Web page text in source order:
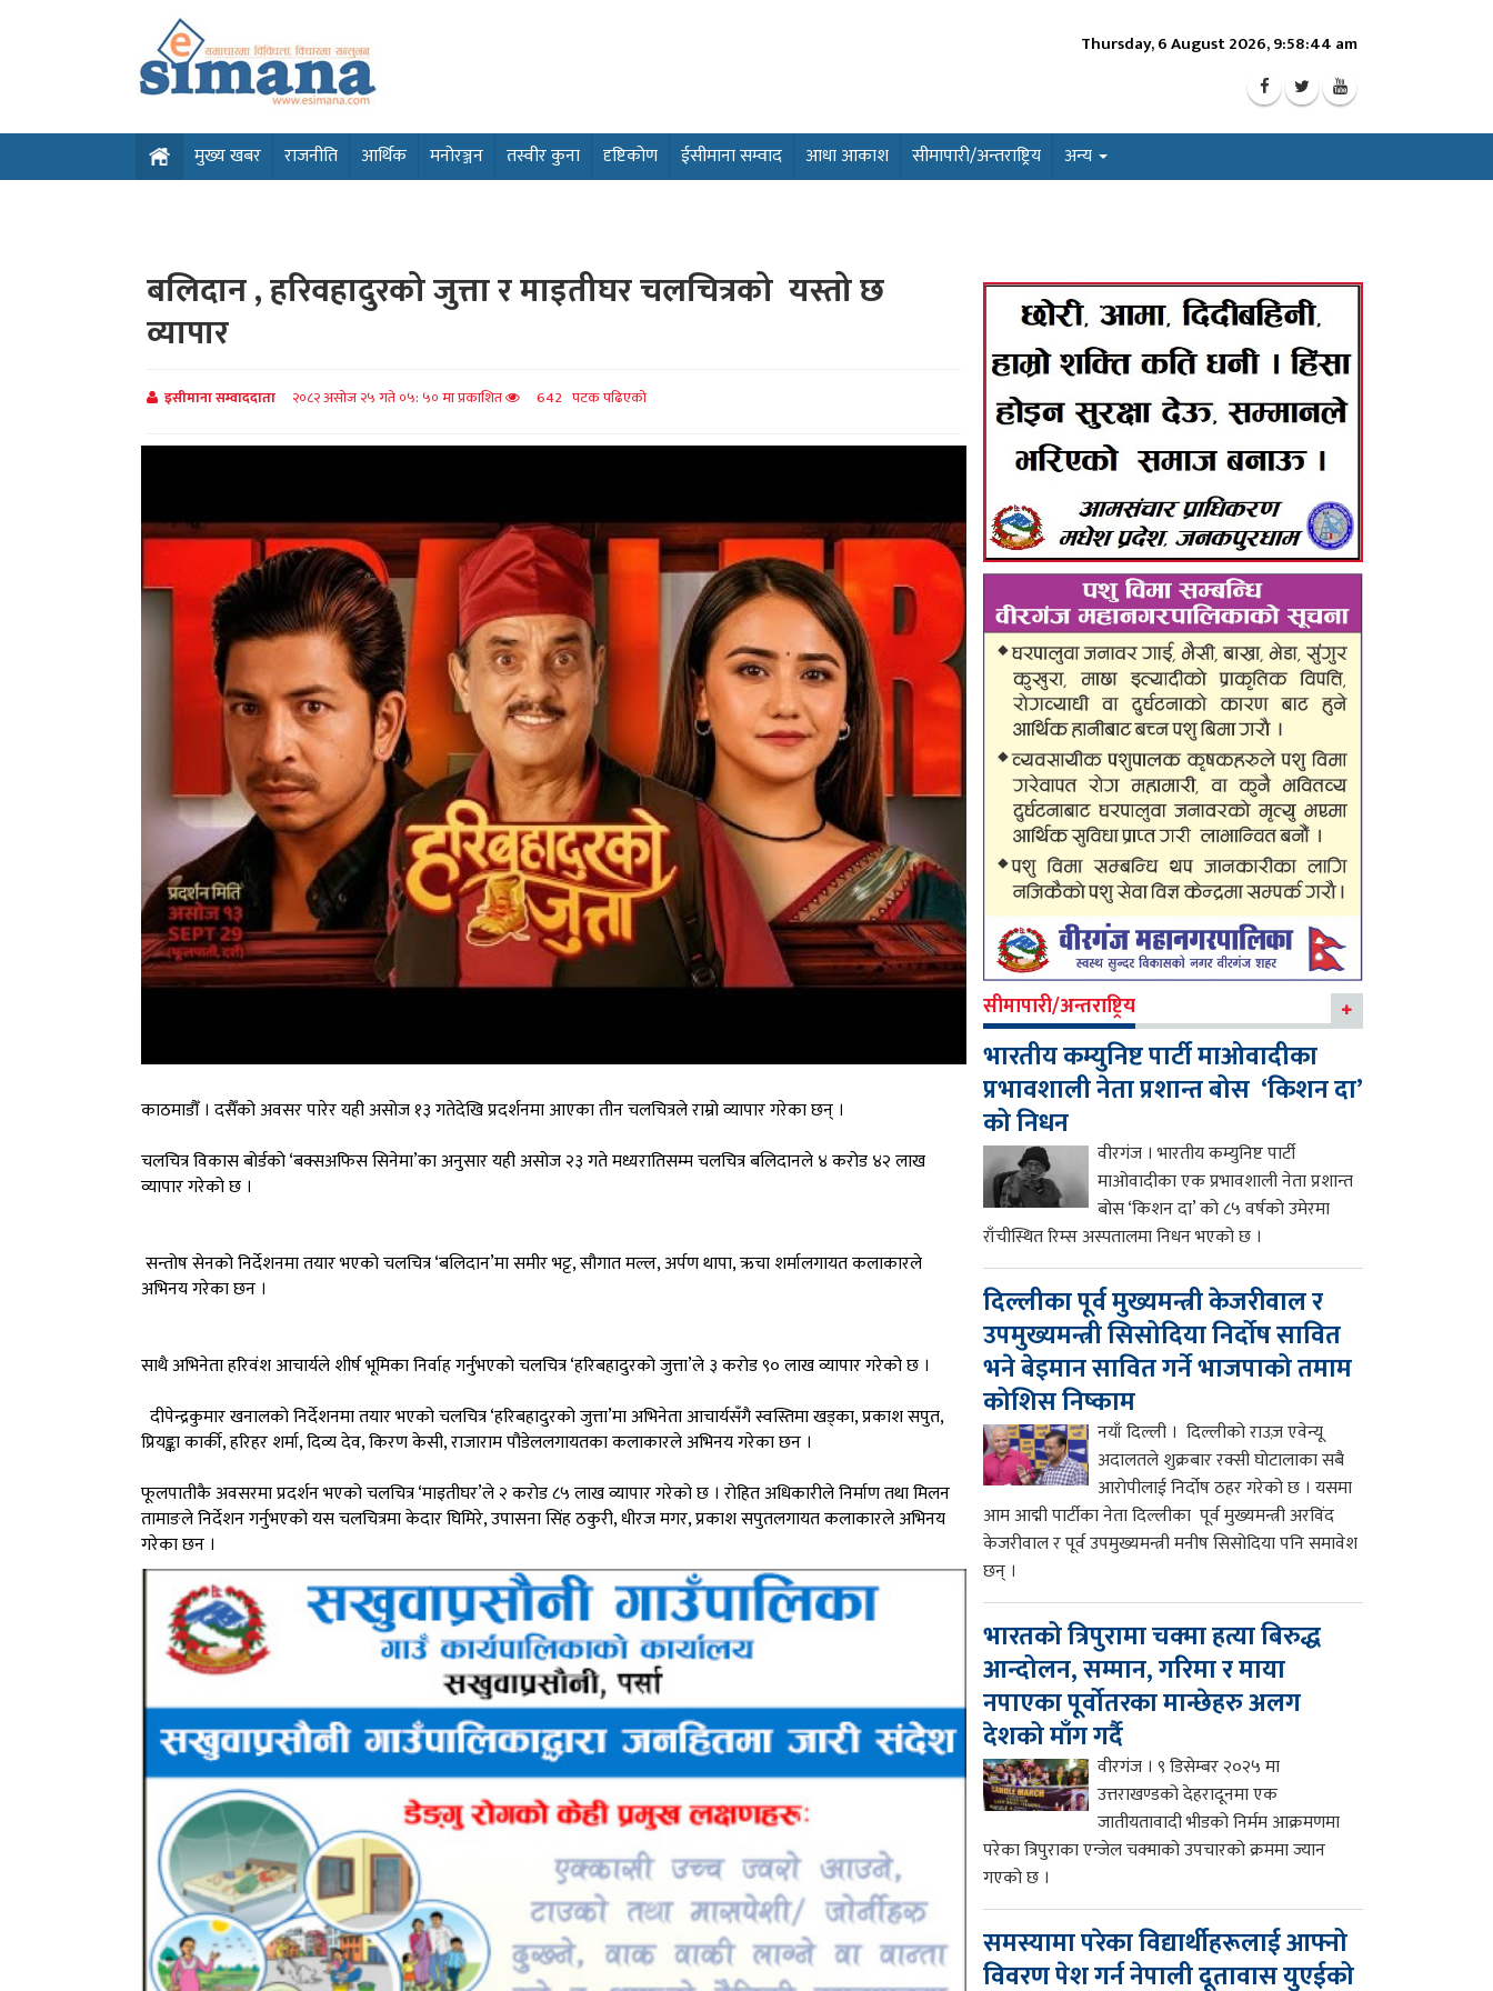
Thursday, 6 August 2026, 9:58:46 am
मुख्य खबर राजनीति आर्थिक मनोरञ्जन तस्वीर कुना दृष्टिकोण ईसीमाना सम्वाद आधा आकाश सीमापारी/अन्तराष्ट्रिय अन्य
बलिदान , हरिवहादुरको जुत्ता र माइतीघर चलचित्रको यस्तो छ
व्यापार
इसीमाना सम्वाददाता २०८२ असोज २५ गते ०५: ५० मा प्रकाशित 642 पटक पढिएको
काठमाडौँ । दसैँको अवसर पारेर यही असोज १३ गतेदेखि प्रदर्शनमा आएका तीन चलचित्रले राम्रो व्यापार गरेका छन् ।
चलचित्र विकास बोर्डको ‘बक्सअफिस सिनेमा’का अनुसार यही असोज २३ गते मध्यरातिसम्म चलचित्र बलिदानले ४ करोड ४२ लाख
व्यापार गरेको छ ।
सन्तोष सेनको निर्देशनमा तयार भएको चलचित्र ‘बलिदान’मा समीर भट्ट, सौगात मल्ल, अर्पण थापा, ऋचा शर्मालगायत कलाकारले
अभिनय गरेका छन ।
साथै अभिनेता हरिवंश आचार्यले शीर्ष भूमिका निर्वाह गर्नुभएको चलचित्र ‘हरिबहादुरको जुत्ता’ले ३ करोड ९० लाख व्यापार गरेको छ ।
दीपेन्द्रकुमार खनालको निर्देशनमा तयार भएको चलचित्र ‘हरिबहादुरको जुत्ता’मा अभिनेता आचार्यसँगै स्वस्तिमा खड्का, प्रकाश सपुत,
प्रियङ्का कार्की, हरिहर शर्मा, दिव्य देव, किरण केसी, राजाराम पौडेललगायतका कलाकारले अभिनय गरेका छन ।
फूलपातीकै अवसरमा प्रदर्शन भएको चलचित्र ‘माइतीघर’ले २ करोड ८५ लाख व्यापार गरेको छ । रोहित अधिकारीले निर्माण तथा मिलन
तामाङले निर्देशन गर्नुभएको यस चलचित्रमा केदार घिमिरे, उपासना सिंह ठकुरी, धीरज मगर, प्रकाश सपुतलगायत कलाकारले अभिनय
गरेका छन ।
सीमापारी/अन्तराष्ट्रिय
भारतीय कम्युनिष्ट पार्टी माओवादीका
प्रभावशाली नेता प्रशान्त बोस ‘किशन दा’
को निधन
वीरगंज । भारतीय कम्युनिष्ट पार्टी
माओवादीका एक प्रभावशाली नेता प्रशान्त
बोस ‘किशन दा’ को ८५ वर्षको उमेरमा
राँचीस्थित रिम्स अस्पतालमा निधन भएको छ ।
दिल्लीका पूर्व मुख्यमन्त्री केजरीवाल र
उपमुख्यमन्त्री सिसोदिया निर्दोष सावित
भने बेइमान सावित गर्ने भाजपाको तमाम
कोशिस निष्काम
नयाँ दिल्ली । दिल्लीको राउज़ एवेन्यू
अदालतले शुक्रबार रक्सी घोटालाका सबै
आरोपीलाई निर्दोष ठहर गरेको छ । यसमा
आम आद्मी पार्टीका नेता दिल्लीका पूर्व मुख्यमन्त्री अरविंद
केजरीवाल र पूर्व उपमुख्यमन्त्री मनीष सिसोदिया पनि समावेश
छन् ।
भारतको त्रिपुरामा चक्मा हत्या बिरुद्ध
आन्दोलन, सम्मान, गरिमा र माया
नपाएका पूर्वोतरका मान्छेहरु अलग
देशको माँग गर्दै
वीरगंज । ९ डिसेम्बर २०२५ मा
उत्तराखण्डको देहरादूनमा एक
जातीयतावादी भीडको निर्मम आक्रमणमा
परेका त्रिपुराका एन्जेल चक्माको उपचारको क्रममा ज्यान
गएको छ ।
समस्यामा परेका विद्यार्थीहरूलाई आफ्नो
विवरण पेश गर्न नेपाली दूतावास युएईको